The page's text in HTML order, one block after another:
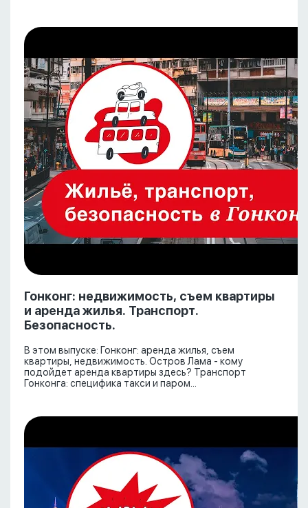
Гонконг: недвижимость, съем квартиры
и аренда жилья. Транспорт.
Безопасность.
В этом выпуске: Гонконг: аренда жилья, съем
квартиры, недвижимость. Остров Лама - кому
подойдет аренда квартиры здесь? Транспорт
Гонконга: специфика такси и паром...